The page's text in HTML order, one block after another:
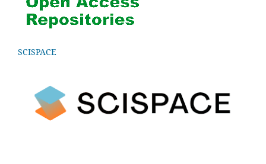
SCISPACE